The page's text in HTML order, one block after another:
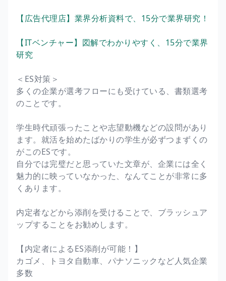
【広告代理店】業界分析資料で、15分で業界研究！
【ITベンチャー】図解でわかりやすく、15分で業界
研究
＜ES対策＞
多くの企業が選考フローにも受けている、書類選考
のことです。
学生時代頑張ったことや志望動機などの設問があり
ます。就活を始めたばかりの学生が必ずつまずくの
がこのESです。
自分では完璧だと思っていた文章が、企業には全く
魅力的に映っていなかった、なんてことが非常に多
くあります。
内定者などから添削を受けることで、ブラッシュア
ップすることをお勧めします。
【内定者によるES添削が可能！】
カゴメ、トヨタ自動車、パナソニックなど人気企業
多数